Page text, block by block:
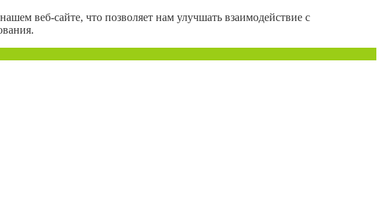
веб-сайте, что позволяет нам улучшать взаимодействие с